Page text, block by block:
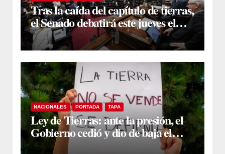
Tras la caída del capítulo de tierras,
el Senado debatirá este jueves el
proyecto sobre propiedad privada
NACIONALES PORTADA TAPA
Ley de Tierras: ante la presión, el
Gobierno cedió y dio de baja el
capítulo de la polémica